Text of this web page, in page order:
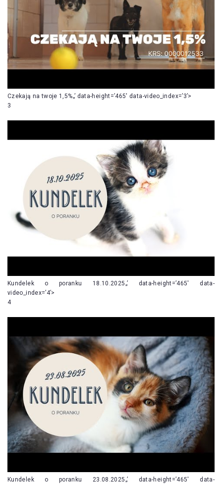
Czekają na twoje 1,5%„’ data-height=’465′ data-video_index=’3’>
3
Kundelek o poranku 18.10.2025„’ data-height=’465′ data-
video_index=’4’>
4
Kundelek o poranku 23.08.2025„’ data-height=’465′ data-